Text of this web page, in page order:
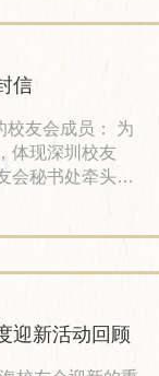
于1
信
校友会成员： 为
体现深圳校友
会秘书处牵头，
师制”辅导办
熟悉职场、转换
迎新活动回顾